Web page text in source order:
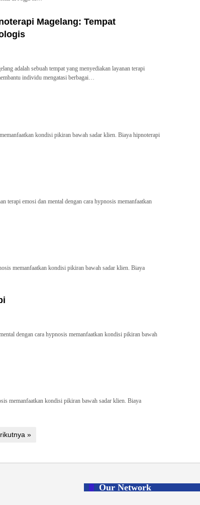
Magelang: Tempat
adalah sebuah tempat yang menyediakan layanan terapi
individu mengatasi berbagai…
kondisi pikiran bawah sadar klien. Biaya hipnoterapi
terapi emosi dan mental dengan cara hypnosis memanfaatkan
memanfaatkan kondisi pikiran bawah sadar klien. Biaya
dengan cara hypnosis memanfaatkan kondisi pikiran bawah
memanfaatkan kondisi pikiran bawah sadar klien. Biaya
»
Our Network